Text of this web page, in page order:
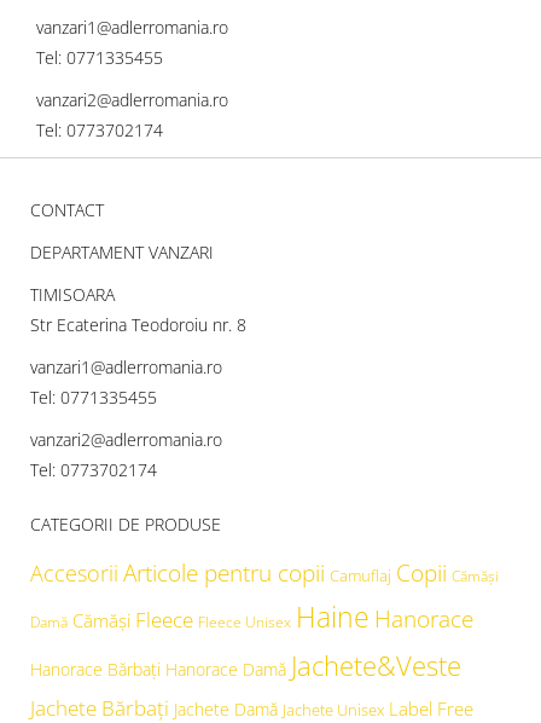
vanzari1@adlerromania.ro
Tel: 0771335455
vanzari2@adlerromania.ro
Tel: 0773702174
CONTACT
DEPARTAMENT VANZARI
TIMISOARA
Str Ecaterina Teodoroiu nr. 8
vanzari1@adlerromania.ro
Tel: 0771335455
vanzari2@adlerromania.ro
Tel: 0773702174
CATEGORII DE PRODUSE
Accesorii Articole pentru copii Camuflaj Copii Cămăşi
Damă Cămăși Fleece Fleece Unisex Haine Hanorace
Hanorace Bărbați Hanorace Damă Jachete&Veste
Jachete Bărbați Jachete Damă Jachete Unisex Label Free